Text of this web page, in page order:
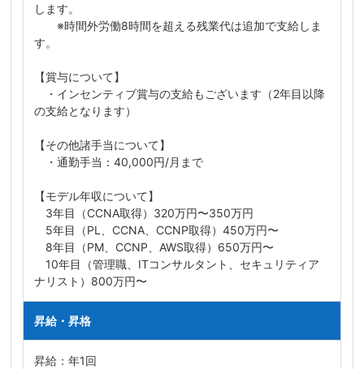
します。
※時間外労働8時間を超える残業代は追加で支給しま
す。
【賞与について】
・インセンティブ賞与の支給もございます（2年目以降
の支給となります）
【その他諸手当について】
・通勤手当：40,000円/月まで
【モデル年収について】
3年目（CCNA取得）320万円〜350万円
5年目（PL、CCNA、CCNP取得）450万円〜
8年目（PM、CCNP、AWS取得）650万円〜
10年目（管理職、ITコンサルタント、セキュリティア
ナリスト）800万円〜
昇給・昇格
昇給：年1回